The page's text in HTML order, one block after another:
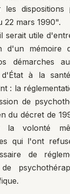
les dispositions
22 mars 1990".
serait utile
d'un mémoire
démarches
d'État à la
: la
de
du décret de
la volonté
qui l'ont
de